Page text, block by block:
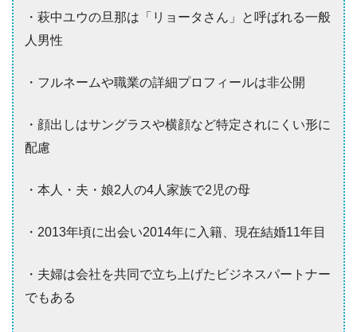
・萩中ユウの旦那は「リョータさん」と呼ばれる一般
人男性
・フルネームや職業の詳細プロフィールは非公開
・顔出しはサングラスや横顔など特定されにくい形に
配慮
・本人・夫・娘2人の4人家族で2児の母
・2013年頃に出会い2014年に入籍、現在結婚11年目
・夫婦は会社を共同で立ち上げたビジネスパートナー
でもある